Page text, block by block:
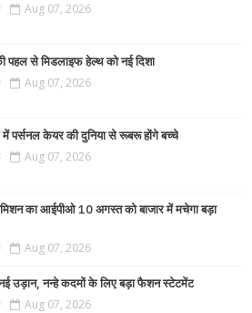
Aug 07, 2026
पहल से मिडलाइफ हेल्थ को नई दिशा
Aug 07, 2026
केयर की दुनिया से रूबरू होंगे बच्चे
Aug 07, 2026
का आईपीओ 10 अगस्त को बाजार में मचेगा बड़ा
Aug 07, 2026
उड़ान, नन्हे कदमों के लिए बड़ा फैशन स्टेटमेंट
Aug 07, 2026